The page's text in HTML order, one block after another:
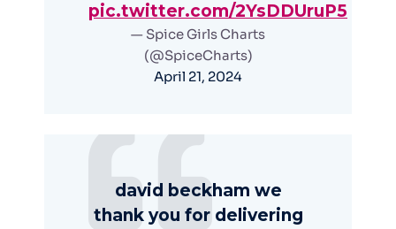
pic.twitter.com/2YsDDUruP5
— Spice Girls Charts
(@SpiceCharts)
April 21, 2024
david beckham we
thank you for delivering